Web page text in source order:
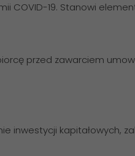
COVID-19. Stanowi
przed zawarciem
inwestycji kapitałowych,